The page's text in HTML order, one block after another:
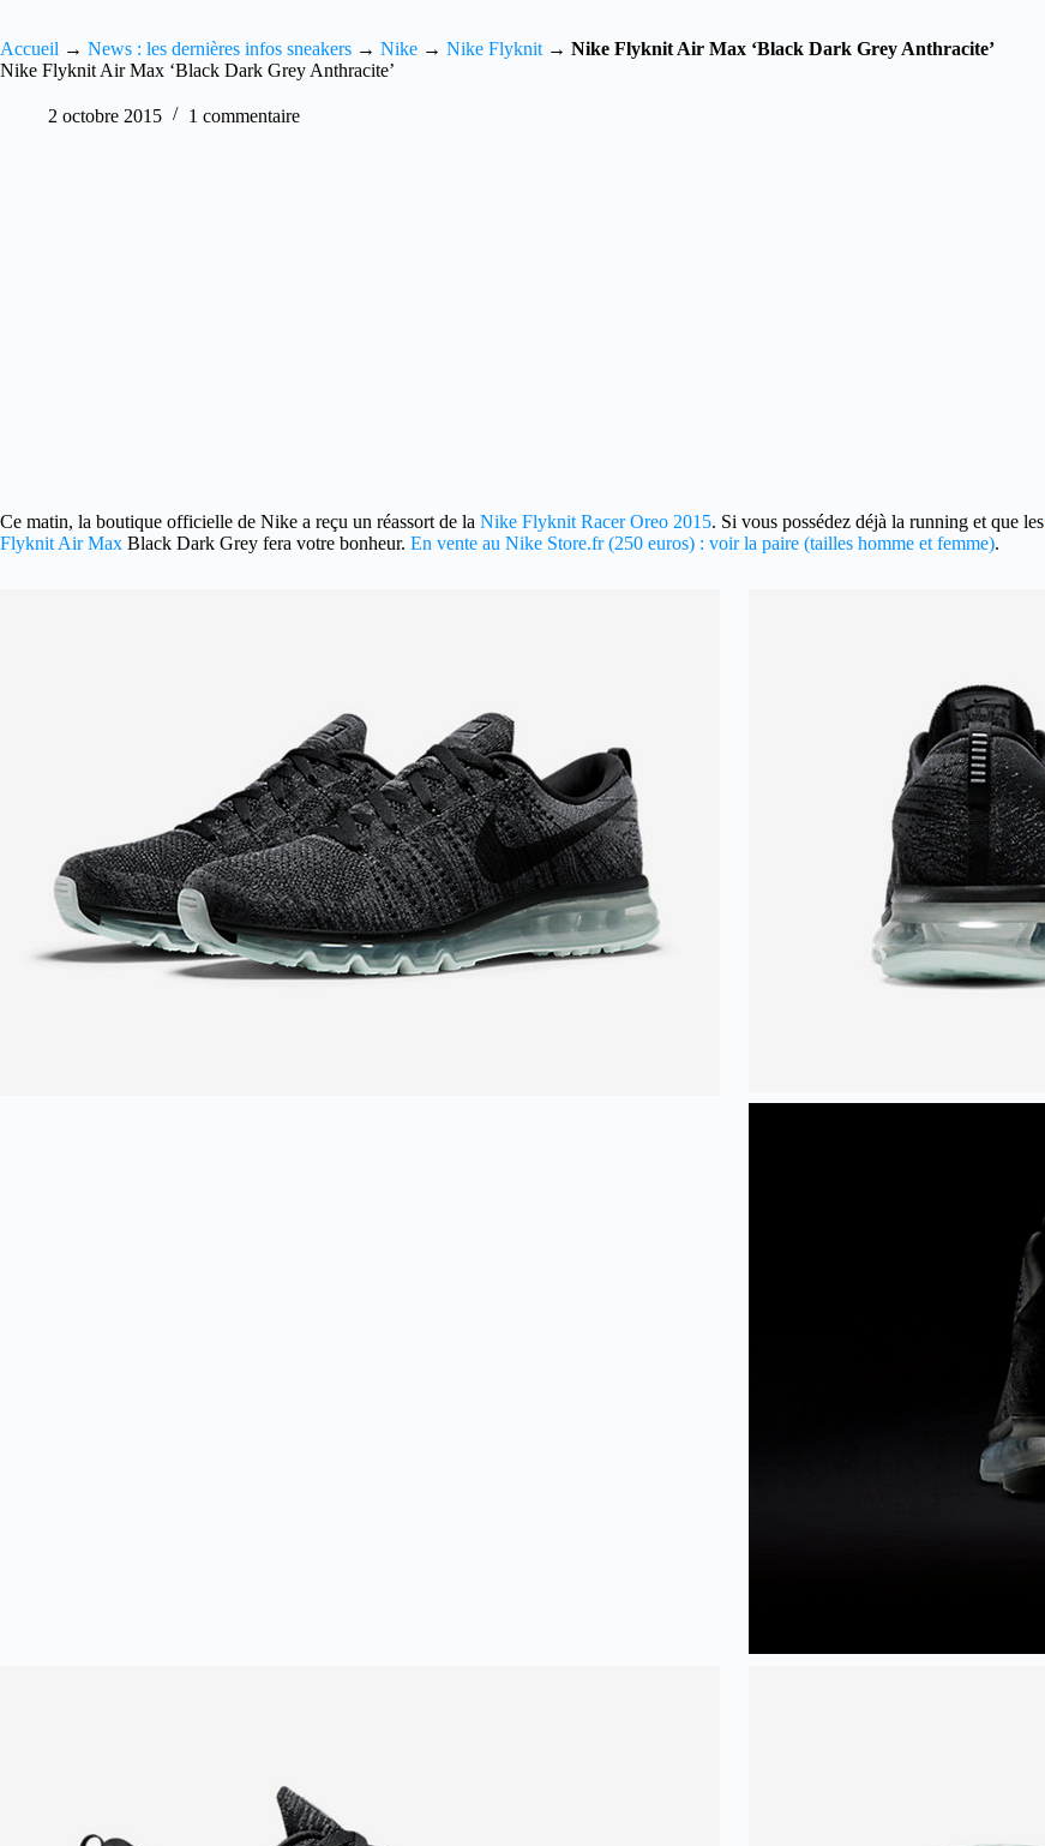
Accueil → News : les dernières infos sneakers → Nike → Nike Flyknit → Nike Flyknit Air Max ‘Black Dark Grey Anthracite’
Nike Flyknit Air Max ‘Black Dark Grey Anthracite’
2 octobre 2015 1 commentaire
Ce matin, la boutique officielle de Nike a reçu un réassort de la Nike Flyknit Racer Oreo 2015. Si vous possédez déjà la running et que les
Flyknit Air Max Black Dark Grey fera votre bonheur. En vente au Nike Store.fr (250 euros) : voir la paire (tailles homme et femme).